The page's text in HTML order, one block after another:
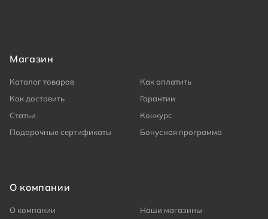
Магазин
Каталог товаров
Как оплатить
Как доставить
Гарантии
Статьи
Конкурс
Подарочные сертификаты
Бонусная программа
О компании
О компании
Наши магазины